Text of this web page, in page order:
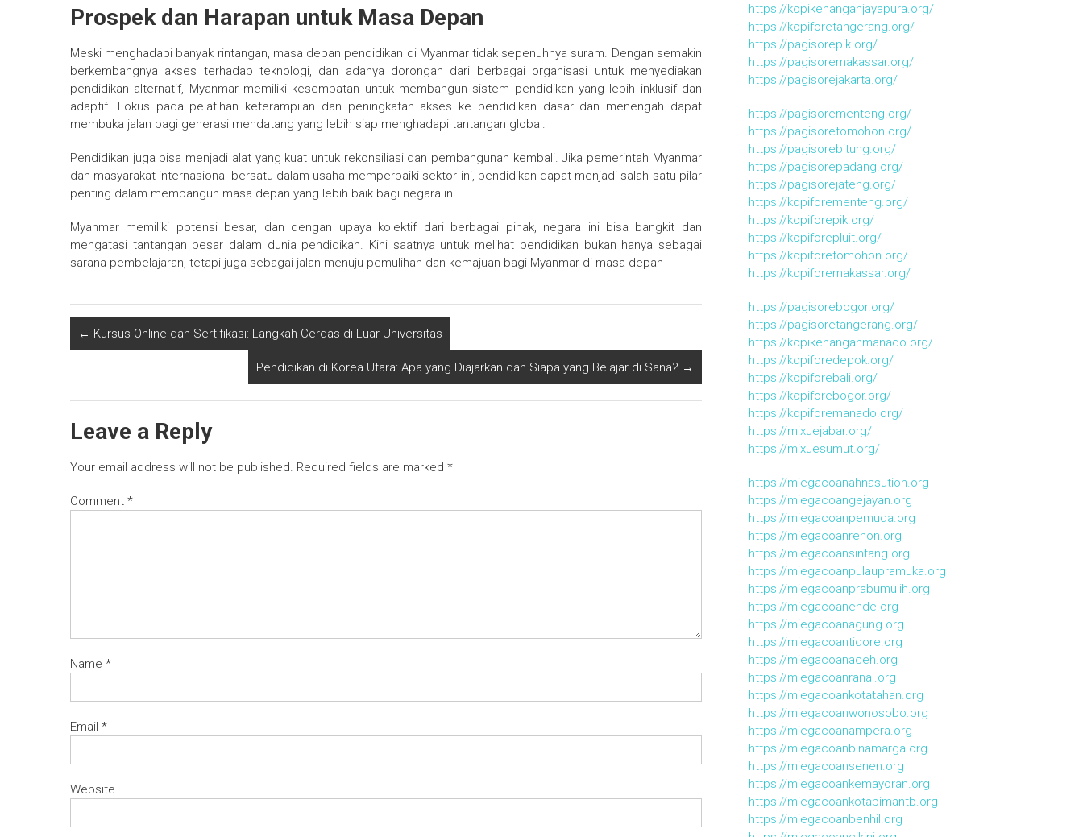
Prospek dan Harapan untuk Masa Depan
Meski menghadapi banyak rintangan, masa depan pendidikan di Myanmar tidak sepenuhnya suram. Dengan semakin
berkembangnya akses terhadap teknologi, dan adanya dorongan dari berbagai organisasi untuk menyediakan
pendidikan alternatif, Myanmar memiliki kesempatan untuk membangun sistem pendidikan yang lebih inklusif dan
adaptif. Fokus pada pelatihan keterampilan dan peningkatan akses ke pendidikan dasar dan menengah dapat
membuka jalan bagi generasi mendatang yang lebih siap menghadapi tantangan global.
Pendidikan juga bisa menjadi alat yang kuat untuk rekonsiliasi dan pembangunan kembali. Jika pemerintah Myanmar
dan masyarakat internasional bersatu dalam usaha memperbaiki sektor ini, pendidikan dapat menjadi salah satu pilar
penting dalam membangun masa depan yang lebih baik bagi negara ini.
Myanmar memiliki potensi besar, dan dengan upaya kolektif dari berbagai pihak, negara ini bisa bangkit dan
mengatasi tantangan besar dalam dunia pendidikan. Kini saatnya untuk melihat pendidikan bukan hanya sebagai
sarana pembelajaran, tetapi juga sebagai jalan menuju pemulihan dan kemajuan bagi Myanmar di masa depan
← Kursus Online dan Sertifikasi: Langkah Cerdas di Luar Universitas
Pendidikan di Korea Utara: Apa yang Diajarkan dan Siapa yang Belajar di Sana? →
Leave a Reply
Your email address will not be published. Required fields are marked *
Comment *
Name *
Email *
Website
https://kopikenanganjayapura.org/
https://kopiforetangerang.org/
https://pagisorepik.org/
https://pagisoremakassar.org/
https://pagisorejakarta.org/
https://pagisorementeng.org/
https://pagisoretomohon.org/
https://pagisorebitung.org/
https://pagisorepadang.org/
https://pagisorejateng.org/
https://kopiforementeng.org/
https://kopiforepik.org/
https://kopiforepluit.org/
https://kopiforetomohon.org/
https://kopiforemakassar.org/
https://pagisorebogor.org/
https://pagisoretangerang.org/
https://kopikenanganmanado.org/
https://kopiforedepok.org/
https://kopiforebali.org/
https://kopiforebogor.org/
https://kopiforemanado.org/
https://mixuejabar.org/
https://mixuesumut.org/
https://miegacoanahnasution.org
https://miegacoangejayan.org
https://miegacoanpemuda.org
https://miegacoanrenon.org
https://miegacoansintang.org
https://miegacoanpulaupramuka.org
https://miegacoanprabumulih.org
https://miegacoanende.org
https://miegacoanagung.org
https://miegacoantidore.org
https://miegacoanaceh.org
https://miegacoanranai.org
https://miegacoankotatahan.org
https://miegacoanwonosobo.org
https://miegacoanampera.org
https://miegacoanbinamarga.org
https://miegacoansenen.org
https://miegacoankemayoran.org
https://miegacoankotabimantb.org
https://miegacoanbenhil.org